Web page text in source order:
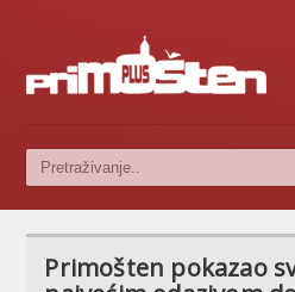
Primošten pokazao